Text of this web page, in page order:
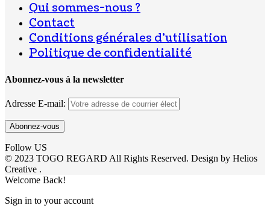
Qui sommes-nous ?
Contact
Conditions générales d’utilisation
Politique de confidentialité
Abonnez-vous à la newsletter
Adresse E-mail:
Follow US
© 2023 TOGO REGARD All Rights Reserved. Design by Helios
Creative .
Welcome Back!
Sign in to your account